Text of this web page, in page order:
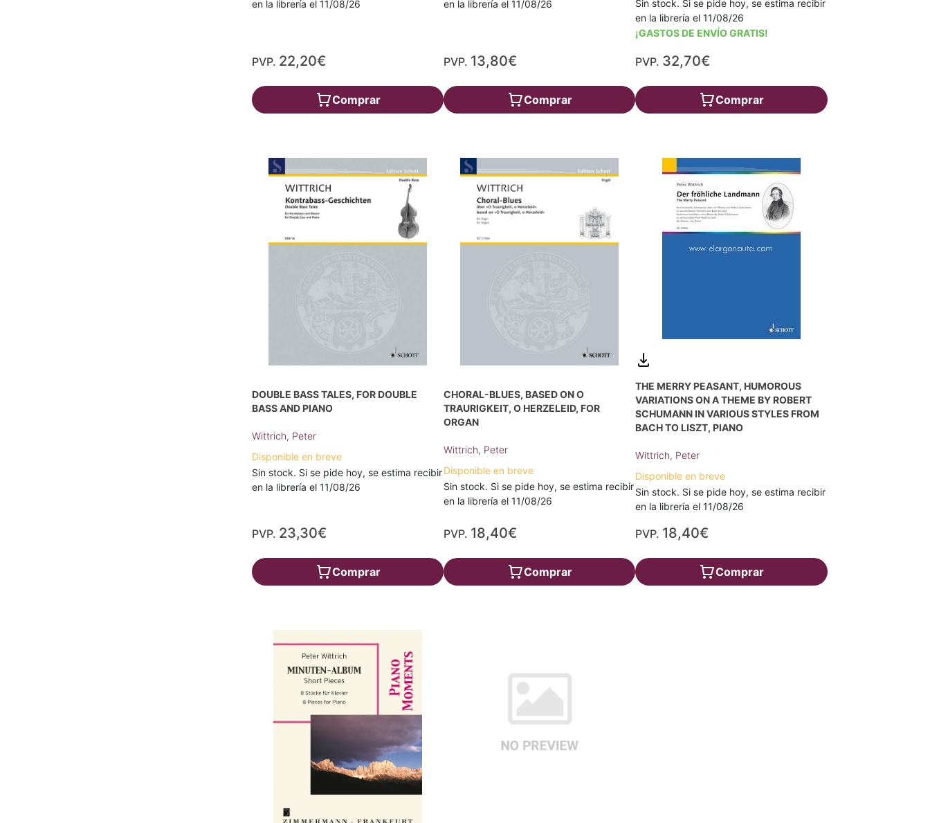
en la librería el 11/08/26
PVP. 22,20€
Comprar
en la librería el 11/08/26
PVP. 13,80€
Comprar
Sin stock. Si se pide hoy, se estima recibir
en la librería el 11/08/26
¡GASTOS DE ENVÍO GRATIS!
PVP. 32,70€
Comprar
DOUBLE BASS TALES, FOR DOUBLE
BASS AND PIANO
Wittrich, Peter
Disponible en breve
Sin stock. Si se pide hoy, se estima recibir
en la librería el 11/08/26
PVP. 23,30€
Comprar
CHORAL-BLUES, BASED ON O
TRAURIGKEIT, O HERZELEID, FOR
ORGAN
Wittrich, Peter
Disponible en breve
Sin stock. Si se pide hoy, se estima recibir
en la librería el 11/08/26
PVP. 18,40€
Comprar
THE MERRY PEASANT, HUMOROUS
VARIATIONS ON A THEME BY ROBERT
SCHUMANN IN VARIOUS STYLES FROM
BACH TO LISZT, PIANO
Wittrich, Peter
Disponible en breve
Sin stock. Si se pide hoy, se estima recibir
en la librería el 11/08/26
PVP. 18,40€
Comprar